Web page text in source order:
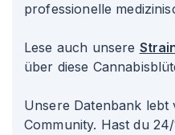
professionelle
Lese auch unsere
über diese
Unsere Datenbank
Community. Hast du